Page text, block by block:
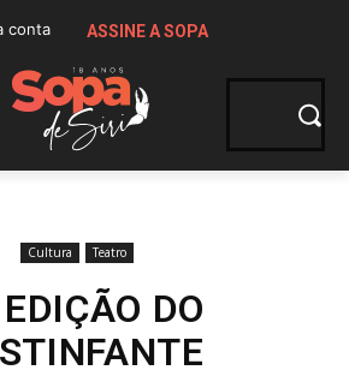
conta ASSINE A SOPA
Cultura Teatro
DO